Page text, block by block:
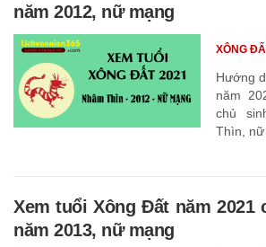
năm 2012, nữ mạng
Hướng
năm
chủ
Thìn, nữ
XÔNG
Xem tuổi Xông Đất năm
năm 2013, nữ mạng